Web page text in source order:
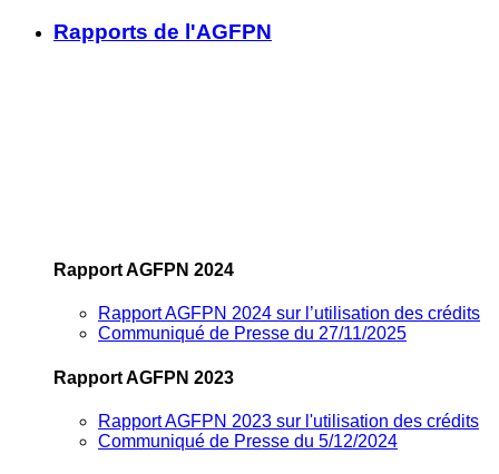
Rapports de l'AGFPN
Rapport AGFPN 2024
Rapport AGFPN 2024 sur l’utilisation des crédits
Communiqué de Presse du 27/11/2025
Rapport AGFPN 2023
Rapport AGFPN 2023 sur l'utilisation des crédits
Communiqué de Presse du 5/12/2024